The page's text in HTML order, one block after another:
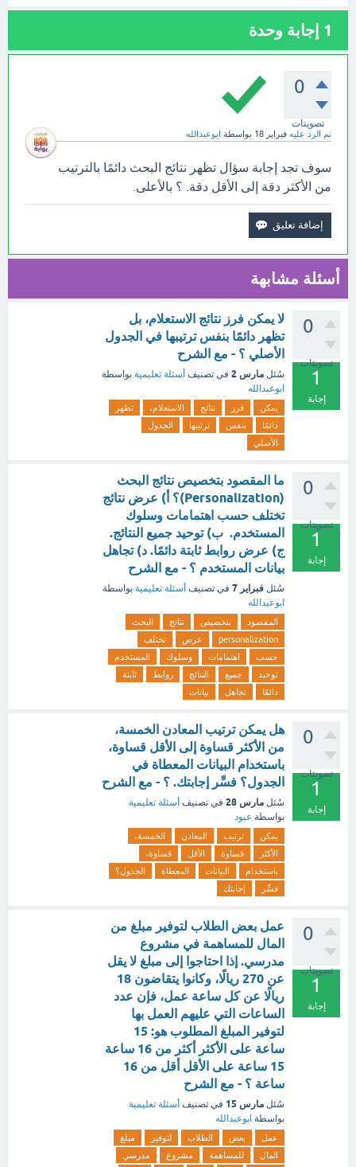
1 إجابة وحدة
0
تصويتات
تم الرد عليه فبراير 18 بواسطة ابوعبدالله
سوف تجد إجابة سؤال تظهر نتائج البحث دائمًا بالترتيب
من الأكثر دقة إلى الأقل دقة. ؟ بالأعلى.
أسئلة مشابهة
0
تصويتات
1
إجابة
لا يمكن فرز نتائج الاستعلام، بل
تظهر دائمًا بنفس ترتيبها في الجدول
الأصلي ؟ - مع الشرح
سُئل مارس 2 في تصنيف أسئلة تعليمية بواسطة
ابوعبدالله
يمكن فرز نتائج الاستعلام،
تظهر
دائمًا
بنفس ترتيبها
الجدول
الأصلي
0
تصويتات
1
إجابة
ما المقصود بتخصيص نتائج البحث
(Personalization)؟ أ) عرض نتائج
تختلف حسب اهتمامات وسلوك
المستخدم. ب) توحيد جميع النتائج.
ج) عرض روابط ثابتة دائمًا. د) تجاهل
بيانات المستخدم ؟ - مع الشرح
سُئل فبراير 7 في تصنيف أسئلة تعليمية بواسطة
ابوعبدالله
المقصود بتخصيص نتائج
البحث
personalization
عرض
تختلف
حسب
اهتمامات وسلوك
المستخدم
توحيد
جميع النتائج روابط
ثابتة
دائمًا
تجاهل بيانات
0
تصويتات
1
إجابة
هل يمكن ترتيب المعادن الخمسة،
من الأكثر قساوة إلى الأقل قساوة،
باستخدام البيانات المعطاة في
الجدول؟ فسِّر إجابتك. ؟ - مع الشرح
سُئل مارس 28 في تصنيف أسئلة تعليمية
بواسطة عبود
يمكن ترتيب المعادن
الخمسة،
الأكثر
قساوة الأقل
قساوة،
باستخدام
البيانات المعطاة
الجدول؟
فسِّر
إجابتك
0
تصويتات
1
إجابة
عمل بعض الطلاب لتوفير مبلغ من
المال للمساهمة في مشروع
مدرسي. إذا احتاجوا إلى مبلغ لا يقل
عن 270 ريالًا، وكانوا يتقاضون 18
ريالًا عن كل ساعة عمل، فإن عدد
الساعات التي عليهم العمل بها
لتوفير المبلغ المطلوب هو: 15
ساعة على الأكثر أكثر من 16 ساعة
15 ساعة على الأقل أقل من 16
ساعة ؟ - مع الشرح
سُئل مارس 15 في تصنيف أسئلة تعليمية
بواسطة ابوعبدالله
عمل بعض الطلاب لتوفير
مبلغ
المال
للمساهمة مشروع
مدرسي